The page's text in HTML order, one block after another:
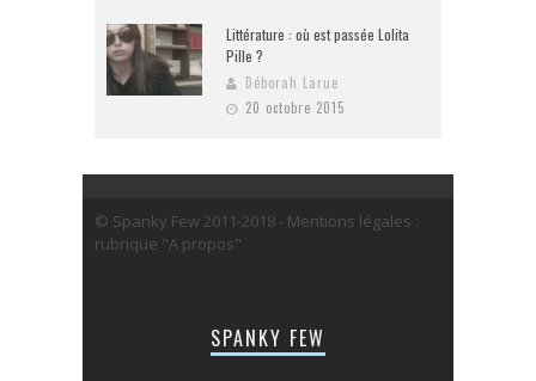
Littérature : où est passée Lolita
Pille ?
Déborah Larue
20 octobre 2015
© Spanky Few 2011-2018 - Mentions légales :
rubrique "A propos"
SPANKY FEW